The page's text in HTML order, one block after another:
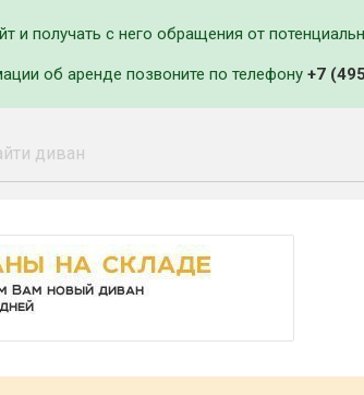
и получать с него обращения от
об аренде позвоните по телефону +7